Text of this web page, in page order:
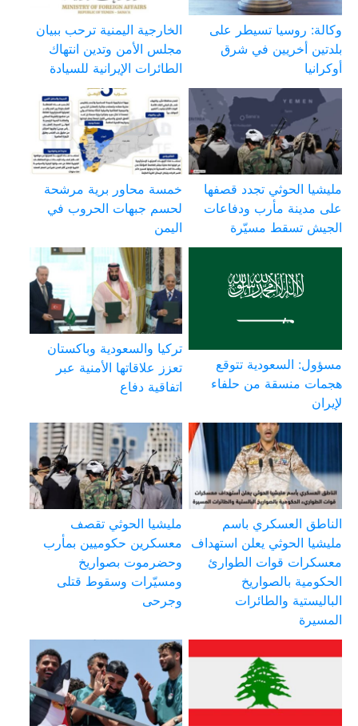
وكالة: روسيا تسيطر على
بلدتين أخريين في شرق
أوكرانيا
الخارجية اليمنية ترحب ببيان
مجلس الأمن وتدين انتهاك
الطائرات الإيرانية للسيادة
مليشيا الحوثي تجدد قصفها
على مدينة مأرب ودفاعات
الجيش تسقط مسيّرة
خمسة محاور برية مرشحة
لحسم جبهات الحروب في
اليمن
مسؤول: السعودية تتوقع
هجمات منسقة من حلفاء
لإيران
تركيا والسعودية وباكستان
تعزز علاقاتها الأمنية عبر
اتفاقية دفاع
الناطق العسكري باسم
مليشيا الحوثي يعلن استهداف
معسكرات قوات الطوارئ
الحكومية بالصواريخ
الباليستية والطائرات
المسيرة
مليشيا الحوثي تقصف
معسكرين حكوميين بمأرب
وحضرموت بصواريخ
ومسيّرات وسقوط قتلى
وجرحى